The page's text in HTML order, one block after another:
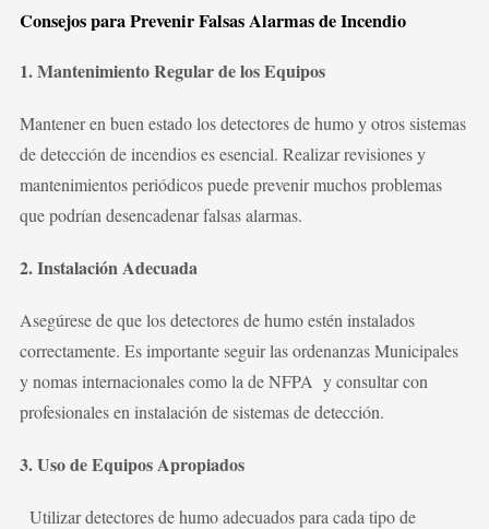
Contacto
Área de clientes
Consejos para Prevenir Falsas Alarmas de Incendio
1. Mantenimiento Regular de los Equipos
Mantener en buen estado los detectores de humo y otros sistemas
de detección de incendios es esencial. Realizar revisiones y
mantenimientos periódicos puede prevenir muchos problemas
que podrían desencadenar falsas alarmas.
2. Instalación Adecuada
Asegúrese de que los detectores de humo estén instalados
correctamente. Es importante seguir las ordenanzas Municipales
y nomas internacionales como la de NFPA y consultar con
profesionales en instalación de sistemas de detección.
3. Uso de Equipos Apropiados
Utilizar detectores de humo adecuados para cada tipo de